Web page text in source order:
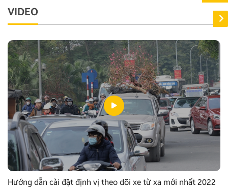
VIDEO
Hướng dẫn cài đặt định vị theo dõi xe từ xa mới nhất 2022